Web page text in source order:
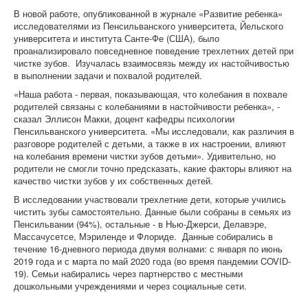
В новой работе, опубликованной в журнале «Развитие ребенка»
исследователями из Пенсильванского университета, Йельского
университета и института Санте-Фе (США), было
проанализировало повседневное поведение трехлетних детей при
чистке зубов. Изучалась взаимосвязь между их настойчивостью
в выполнении задачи и похвалой родителей.
«Наша работа - первая, показывающая, что колебания в похвале
родителей связаны с колебаниями в настойчивости ребенка», -
сказал Эллисон Макки, доцент кафедры психологии
Пенсильванского университета. «Мы исследовали, как различия в
разговоре родителей с детьми, а также в их настроении, влияют
на колебания времени чистки зубов детьми». Удивительно, но
родители не смогли точно предсказать, какие факторы влияют на
качество чистки зубов у их собственных детей.
В исследовании участвовали трехлетние дети, которые учились
чистить зубы самостоятельно. Данные были собраны в семьях из
Пенсильвании (94%), остальные - в Нью-Джерси, Делавэре,
Массачусетсе, Мэриленде и Флориде. Данные собирались в
течение 16-дневного периода двумя волнами: с января по июнь
2019 года и с марта по май 2020 года (во время пандемии COVID-
19). Семьи набирались через партнерство с местными
дошкольными учреждениями и через социальные сети.